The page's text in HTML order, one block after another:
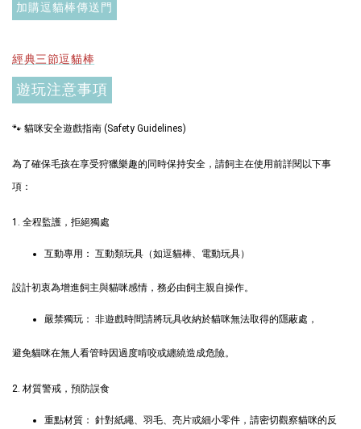
Greenies 健綠｜潔牙餅
NT$ 145 TWD
加購逗貓棒傳送門
經典三節逗貓棒
遊玩注意事項
🐾 貓咪安全遊戲指南 (Safety Guidelines)
為了確保毛孩在享受狩獵樂趣的同時保持安全，請飼主在使用前詳閱以下事
項：
1. 全程監護，拒絕獨處
互動專用： 互動類玩具（如逗貓棒、電動玩具）
設計初衷為增進飼主與貓咪感情，務必由飼主親自操作。
嚴禁獨玩： 非遊戲時間請將玩具收納於貓咪無法取得的隱蔽處，
避免貓咪在無人看管時因過度啃咬或纏繞造成危險。
2. 材質警戒，預防誤食
重點材質： 針對紙繩、羽毛、亮片或細小零件，請密切觀察貓咪的反